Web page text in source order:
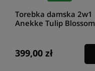
Torebka damska 2w1
Anekke Tulip Blossom
399,00 zł